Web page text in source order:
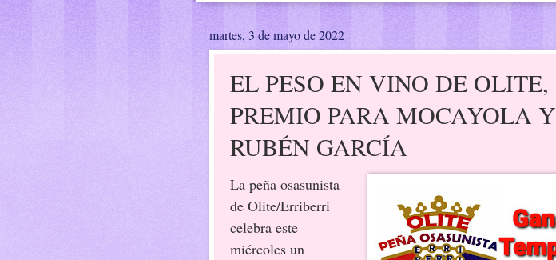
martes, 3 de mayo de 2022
EL PESO EN VINO DE OLITE,
PREMIO PARA MOCAYOLA Y
RUBÉN GARCÍA
La peña osasunista
de Olite/Erriberri
celebra este
miércoles un